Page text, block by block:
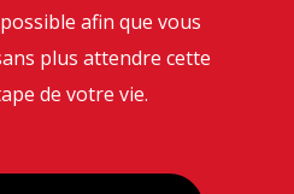
afin que vous
plus attendre cette
de votre vie.